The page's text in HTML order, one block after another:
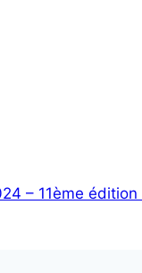
– 11ème édition